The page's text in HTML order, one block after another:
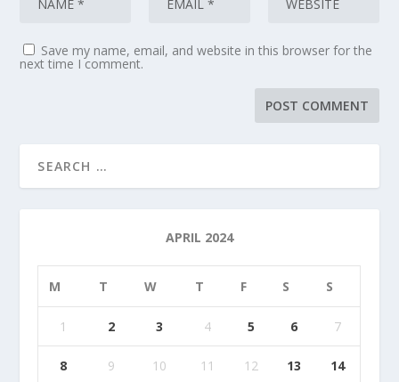
Save my name, email, and website in this browser for the
next time I comment.
APRIL 2024
M T W T F S S
1 2 3 4 5 6 7
8 9 10 11 12 13 14